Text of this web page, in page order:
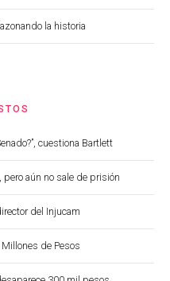
la historia
cuestiona Bartlett
pero aún no sale de prisión
del Injucam
Millones de Pesos